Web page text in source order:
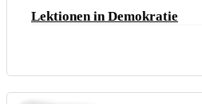
Lektionen in Demokratie